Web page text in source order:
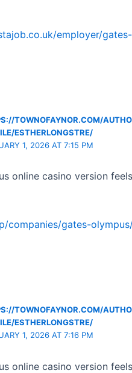
employer/
TOWNOFAYNOR.COM/
ESTHERLONGSTRE/
1, 2026 AT 7:15 PM
online casino version
companies/gates-
TOWNOFAYNOR.COM/
ESTHERLONGSTRE/
1, 2026 AT 7:16 PM
online casino version